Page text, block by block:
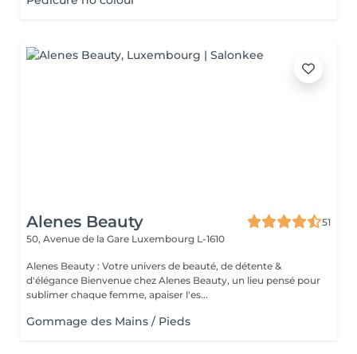
Alenes Beauty
51
50, Avenue de la Gare Luxembourg L-1610
Alenes Beauty : Votre univers de beauté, de détente &
d'élégance Bienvenue chez Alenes Beauty, un lieu pensé pour
sublimer chaque femme, apaiser l'es...
Gommage des Mains / Pieds